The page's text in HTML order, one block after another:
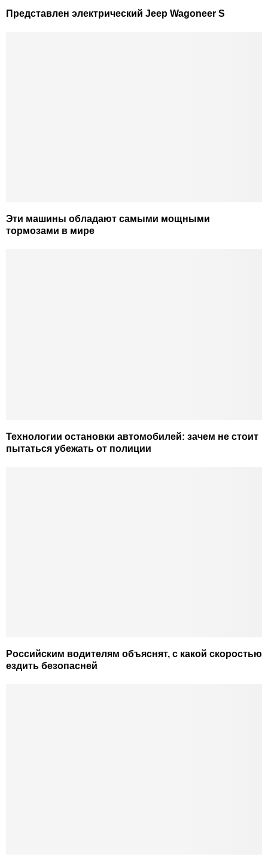
Представлен электрический Jeep Wagoneer S
Эти машины обладают самыми мощными
тормозами в мире
Технологии остановки автомобилей: зачем не стоит
пытаться убежать от полиции
Российским водителям объяснят, с какой скоростью
ездить безопасней